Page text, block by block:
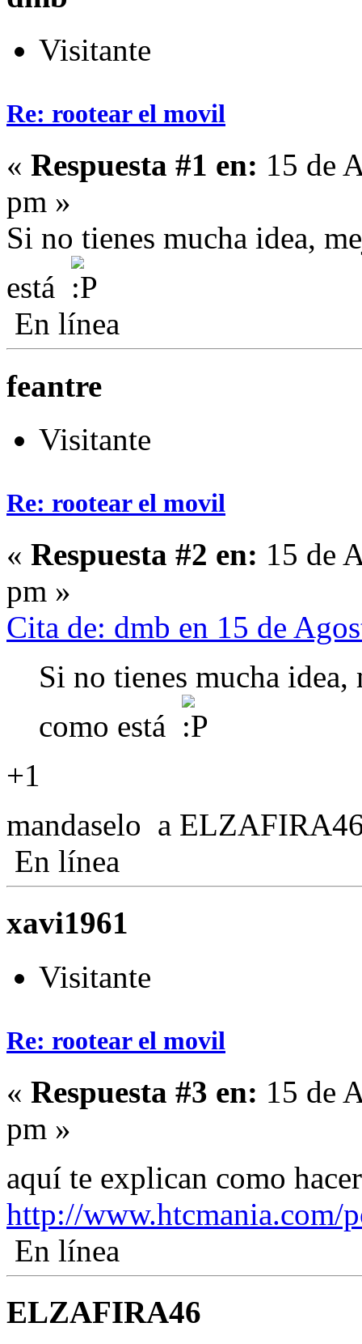
Visitante
Re: rootear el movil
« Respuesta #1 en: 15 de
pm »
Si no tienes mucha idea,
está
En línea
feantre
Visitante
Re: rootear el movil
« Respuesta #2 en: 15 de
pm »
Cita de: dmb en 15 de
Si no tienes mucha
como está
+1
mandaselo a
En línea
xavi1961
Visitante
Re: rootear el movil
« Respuesta #3 en: 15 de
pm »
aquí te explican como
http://www.htcmania.com/
En línea
ELZAFIRA46